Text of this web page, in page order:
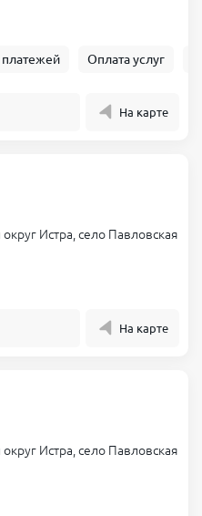
Оплата услуг
На карте
Истра, село Павловская
На карте
Истра, село Павловская